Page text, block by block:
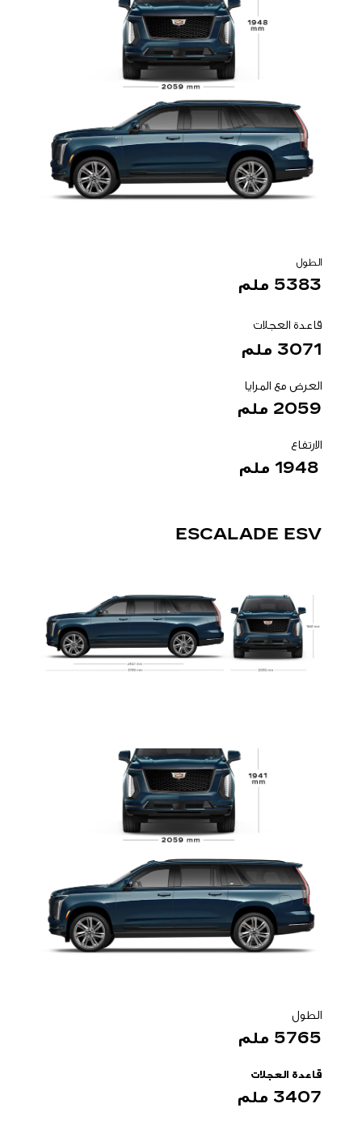
الطول
5383 ملم
قاعدة العجلات
3071 ملم
العرض مع المرايا
2059 ملم
الارتفاع
1948 ملم
ESCALADEESV
الطول
5765 ملم
قاعدة العجلات
3407 ملم